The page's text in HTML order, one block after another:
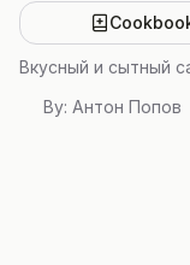
Вкусный и сытный
By: Антон Попов